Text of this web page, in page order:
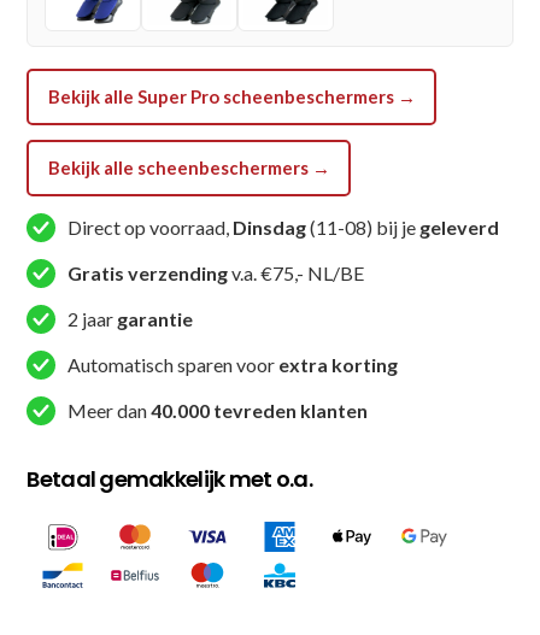
Zwart
aantal
Bekijk alle Super Pro scheenbeschermers →
Bekijk alle scheenbeschermers →
Direct op voorraad, Dinsdag(11-08) bij je geleverd
Gratis verzendingv.a. €75,- NL/BE
2 jaar garantie
Automatisch sparen voor extra korting
Meer dan40.000 tevreden klanten
Betaal gemakkelijk met o.a.